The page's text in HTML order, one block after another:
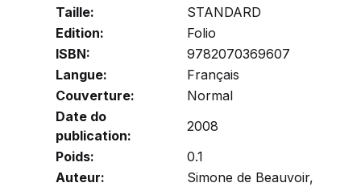
Taille:
STANDARD
Edition:
Folio
ISBN:
9782070369607
Langue:
Français
Couverture:
Normal
Date do
publication:
2008
Poids:
0.1
Auteur:
Simone de Beauvoir,